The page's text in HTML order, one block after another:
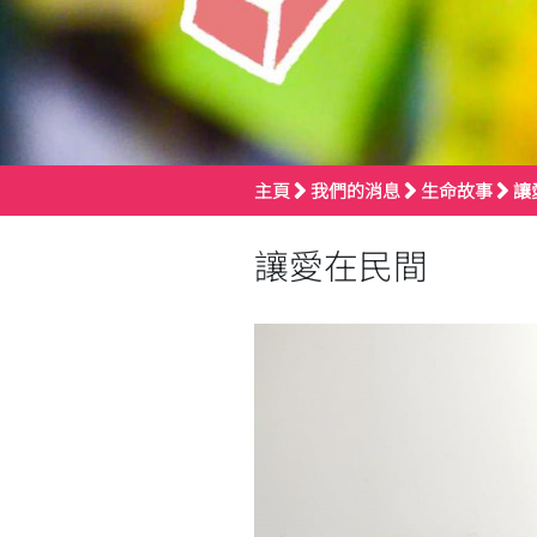
主頁 我們的消息 生命故事 讓
讓愛在民間